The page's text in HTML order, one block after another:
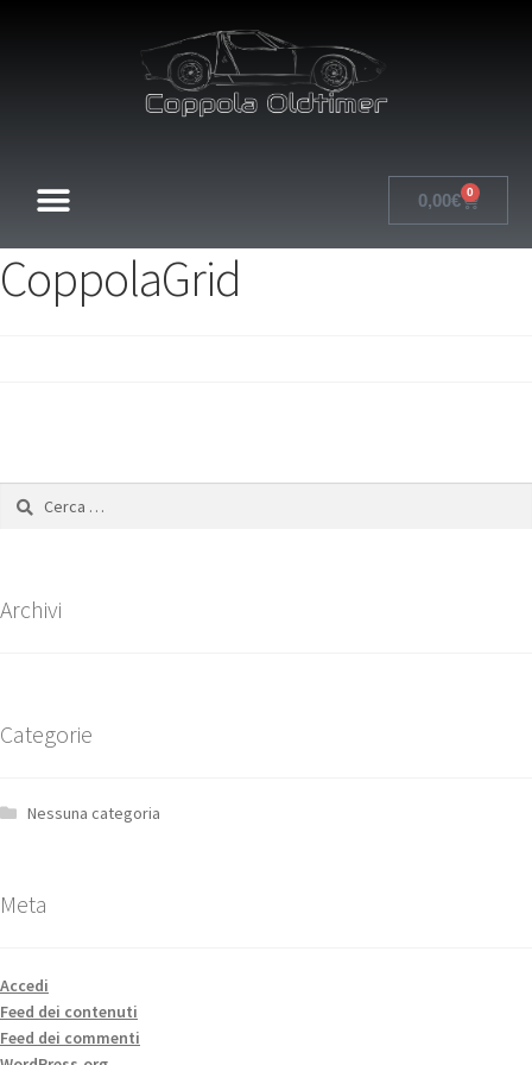
0,00€ 0
CoppolaGrid
Archivi
Categorie
Nessuna categoria
Meta
Accedi
Feed dei contenuti
Feed dei commenti